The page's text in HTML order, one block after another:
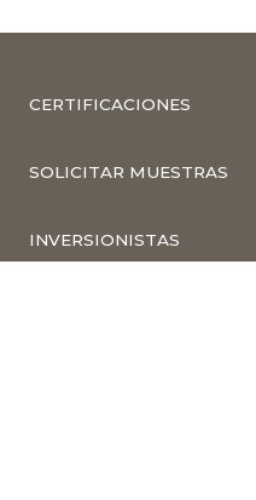
CERTIFICACIONES
SOLICITAR MUESTRAS
INVERSIONISTAS